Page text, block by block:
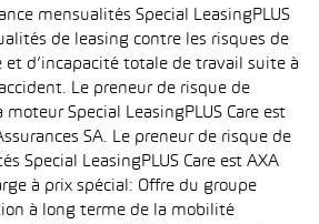
mensualités Special LeasingPLUS
de leasing contre les risques de
et d’incapacité totale de travail suite à
Le preneur de risque de
moteur Special LeasingPLUS Care est
SA. Le preneur de risque de
Special LeasingPLUS Care est AXA
à prix spécial: Offre du groupe
à long terme de la mobilité